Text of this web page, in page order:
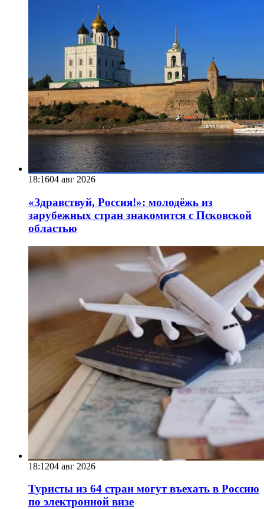
18:1604 авг 2026
«Здравствуй, Россия!»: молодёжь из
зарубежных стран знакомится с Псковской
областью
18:1204 авг 2026
Туристы из 64 стран могут въехать в Россию
по электронной визе